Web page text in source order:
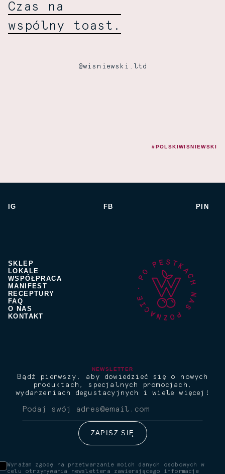
Czas na
wspólny toast.
@wisniewski.ltd
#POLSKIWISNIEWSKI
IG FB PIN
SKLEP
LOKALE
WSPÓŁPRACA
MANIFEST
RECEPTURY
FAQ
O NAS
KONTAKT
NEWSLETTER
Bądź pierwszy, aby dowiedzieć się o nowych
produktach, specjalnych promocjach,
wydarzeniach degustacyjnych i wiele więcej!
Wyrażam zgodę na przetwarzanie moich danych osobowych w
celu otrzymywania newslettera zawierającego informacje